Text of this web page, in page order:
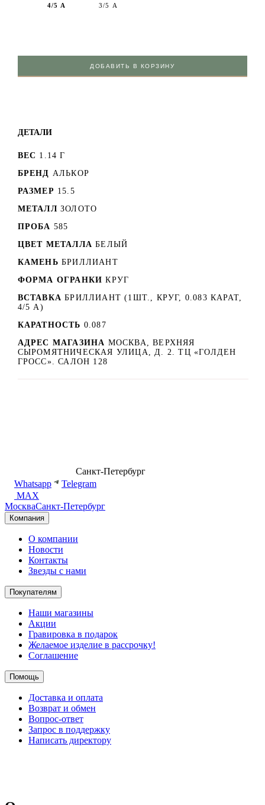
4/5 А
3/5 А
ДОБАВИТЬ В КОРЗИНУ
ДЕТАЛИ
ВЕС 1.14 Г
БРЕНД АЛЬКОР
РАЗМЕР 15.5
МЕТАЛЛ ЗОЛОТО
ПРОБА 585
ЦВЕТ МЕТАЛЛА БЕЛЫЙ
КАМЕНЬ БРИЛЛИАНТ
ФОРМА ОГРАНКИ КРУГ
ВСТАВКА БРИЛЛИАНТ (1ШТ., КРУГ, 0.083 КАРАТ,
4/5 А)
КАРАТНОСТЬ 0.087
АДРЕС МАГАЗИНА МОСКВА, ВЕРХНЯЯ
СЫРОМЯТНИЧЕСКАЯ УЛИЦА, Д. 2. ТЦ «ГОЛДЕН
ГРОСС». САЛОН 128
Санкт-Петербург
Whatsapp
Telegram
MAX
МоскваСанкт-Петербург
Компания
О компании
Новости
Контакты
Звезды с нами
Покупателям
Наши магазины
Акции
Гравировка в подарок
Желаемое изделие в рассрочку!
Соглашение
Помощь
Доставка и оплата
Возврат и обмен
Вопрос-ответ
Запрос в поддержку
Написать директору